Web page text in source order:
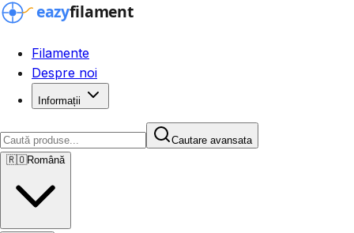
Filamente
Despre noi
Informații
Cautare avansata
🇷🇴Română